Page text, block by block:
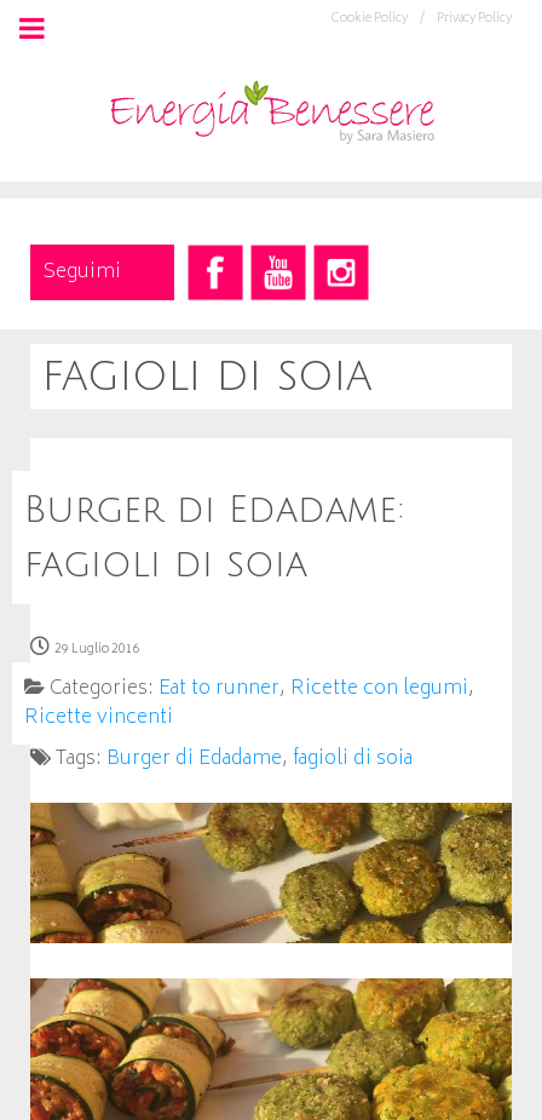
Privacy Policy
Cookie Policy /
Seguimi
fagioli di soia
Burger di Edadame:
fagioli di soia
29 Luglio 2016
Categories: Eat to runner, Ricette con legumi,
Ricette vincenti
Tags: Burger di Edadame, fagioli di soia